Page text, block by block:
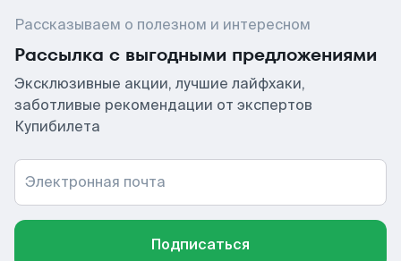
Рассказываем о полезном и интересном
Рассылка с выгодными предложениями
Эксклюзивные акции, лучшие лайфхаки,
заботливые рекомендации от экспертов
Купибилета
Электронная почта
Подписаться